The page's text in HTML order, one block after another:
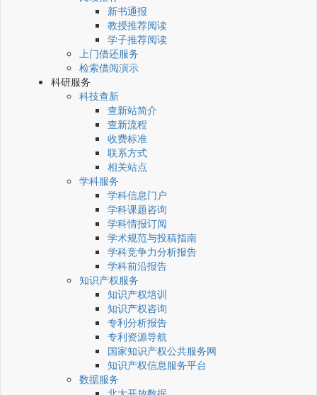
新书通报
教授推荐阅读
学子推荐阅读
上门借还服务
检索借阅演示
科研服务
科技查新
查新站简介
查新流程
收费标准
联系方式
相关站点
学科服务
学科信息门户
学科课题咨询
学科情报订阅
学术规范与投稿指南
学科竞争力分析报告
学科前沿报告
知识产权服务
知识产权培训
知识产权咨询
专利分析报告
专利资源导航
国家知识产权公共服务网
知识产权信息服务平台
数据服务